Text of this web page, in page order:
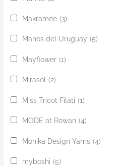
Makramée (3)
Manos del Uruguay (5)
Mayflower (1)
Mirasol (2)
Miss Tricot Filati (1)
MODE at Rowan (4)
Monika Design Yarns (4)
myboshi (5)